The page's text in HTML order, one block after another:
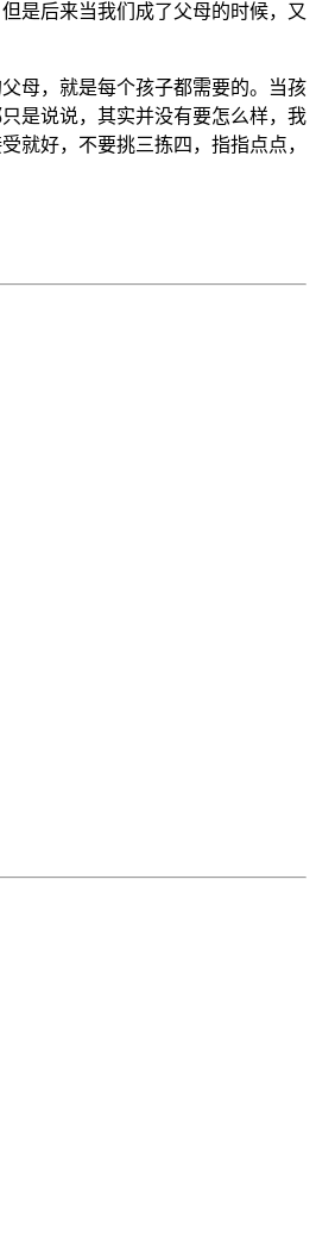
是后来当我们成了父母的时候，又
母，就是每个孩子都需要的。当孩
是说说，其实并没有要怎么样，我
就好，不要挑三拣四，指指点点，